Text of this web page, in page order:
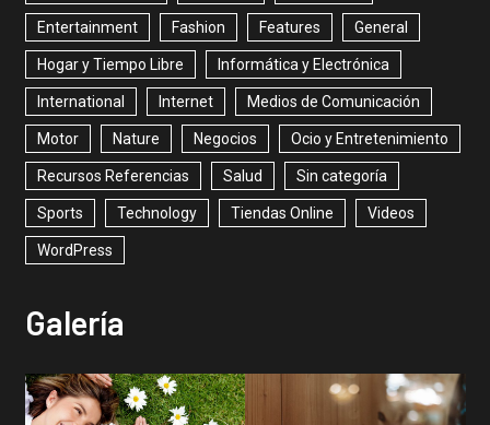
Entertainment Fashion Features General
Hogar y Tiempo Libre Informática y Electrónica
International Internet Medios de Comunicación
Motor Nature Negocios Ocio y Entretenimiento
Recursos Referencias Salud Sin categoría
Sports Technology Tiendas Online Videos
WordPress
Galería